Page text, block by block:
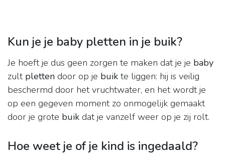
Kun je je baby pletten in je buik?
Je hoeft je dus geen zorgen te maken dat je je baby
zult pletten door op je buik te liggen: hij is veilig
beschermd door het vruchtwater, en het wordt je
op een gegeven moment zo onmogelijk gemaakt
door je grote buik dat je vanzelf weer op je zij rolt.
Hoe weet je of je kind is ingedaald?